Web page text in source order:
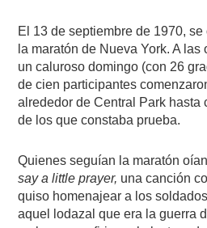
El 13 de septiembre de 1970,
la maratón de Nueva York. A
un caluroso domingo (con 26
de cien participantes
alrededor de Central Park hasta
de los que constaba prueba.
Quienes seguían la maratón
say a little prayer, una canción
quiso homenajear a los
aquel lodazal que era la guerra